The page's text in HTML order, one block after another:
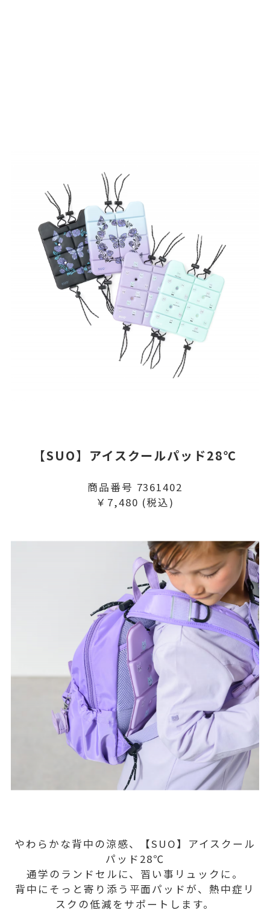
【SUO】アイスクールパッド28℃
商品番号 7361402
￥7,480 (税込)
やわらかな背中の涼感、【SUO】アイスクール
パッド28℃
通学のランドセルに、習い事リュックに。
背中にそっと寄り添う平面パッドが、熱中症リ
スクの低減をサポートします。